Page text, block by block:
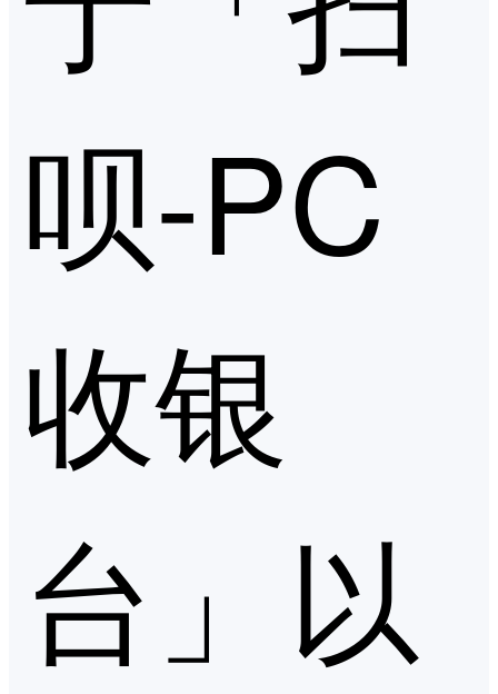
呗-PC
收银
台」以